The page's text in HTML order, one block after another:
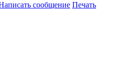
сообщение Печать